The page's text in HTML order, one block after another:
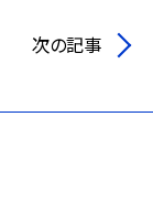
次の記事